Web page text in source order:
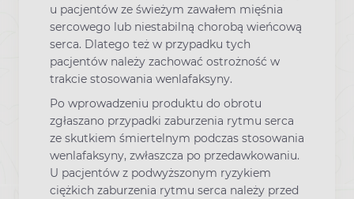
u pacjentów ze świeżym zawałem mięśnia
sercowego lub niestabilną chorobą wieńcową
serca. Dlatego też w przypadku tych
pacjentów należy zachować ostrożność w
trakcie stosowania wenlafaksyny.
Po wprowadzeniu produktu do obrotu
zgłaszano przypadki zaburzenia rytmu serca
ze skutkiem śmiertelnym podczas stosowania
wenlafaksyny, zwłaszcza po przedawkowaniu.
U pacjentów z podwyższonym ryzykiem
ciężkich zaburzenia rytmu serca należy przed